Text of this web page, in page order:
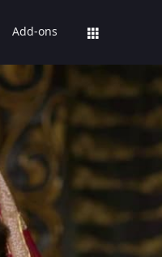
Add-ons